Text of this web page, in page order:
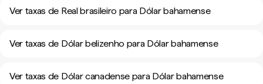
Ver taxas de Real brasileiro para Dólar bahamense
Ver taxas de Dólar belizenho para Dólar bahamense
Ver taxas de Dólar canadense para Dólar bahamense